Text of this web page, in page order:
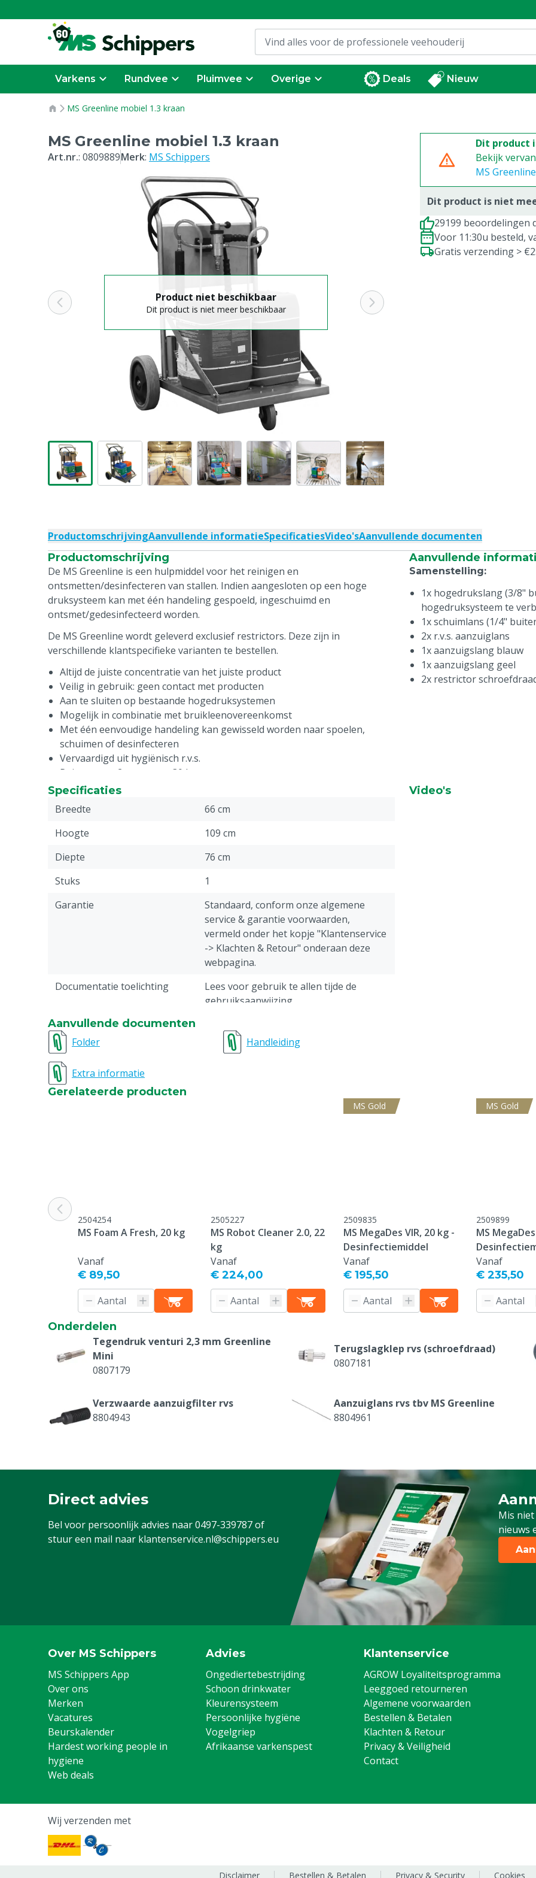
Varkens Rundvee Pluimvee Overige Deals Nieuw
MS Greenline mobiel 1.3 kraan
MS Greenline mobiel 1.3 kraan
Art.nr.: 0809889Merk: MS Schippers
Product niet beschikbaar
Dit product is niet meer beschikbaar
Dit product
Bekijk
MS
Dit product is niet
29199 beoordelingen
Voor 11:30u besteld,
Gratis verzending >
ProductomschrijvingAanvullende informatieSpecificatiesVideo'sAanvullende documenten
Productomschrijving
De MS Greenline is een hulpmiddel voor het reinigen en
ontsmetten/desinfecteren van stallen. Indien aangesloten op een hoge
druksysteem kan met één handeling gespoeld, ingeschuimd en
ontsmet/gedesinfecteerd worden.
De MS Greenline wordt geleverd exclusief restrictors. Deze zijn in
verschillende klantspecifieke varianten te bestellen.
Altijd de juiste concentratie van het juiste product
Veilig in gebruik: geen contact met producten
Aan te sluiten op bestaande hogedruksystemen
Mogelijk in combinatie met bruikleenovereenkomst
Met één eenvoudige handeling kan gewisseld worden naar spoelen,
schuimen of desinfecteren
Vervaardigd uit hygiënisch r.v.s.
Ruimte voor 2 cans van ±30 kg
Aanvullende
Samenstelling:
1x hogedrukslang (3/8"
hogedruksysteem te
1x schuimlans (1/4"
2x r.v.s. aanzuiglans
1x aanzuigslang blauw
1x aanzuigslang geel
2x restrictor
Specificaties
Breedte
66 cm
Hoogte
109 cm
Diepte
76 cm
Stuks
1
Garantie
Standaard, conform onze algemene
service & garantie voorwaarden,
vermeld onder het kopje "Klantenservice
-> Klachten & Retour" onderaan deze
webpagina.
Documentatie toelichting
Lees voor gebruik te allen tijde de
gebruiksaanwijzing.
Diergroep
Geiten, Overig
Venturi kraan
Venturi schuimlans
Video's
Aanvullende documenten
Folder
Handleiding
Extra informatie
Gerelateerde producten
2504254
MS Foam A Fresh, 20 kg
Vanaf
€ 89,50
2505227
MS Robot Cleaner 2.0, 22
kg
Vanaf
€ 224,00
MS Gold
2509835
MS MegaDes VIR, 20 kg -
Desinfectiemiddel
Vanaf
€ 195,50
MS Gold
2509899
MS
Vanaf
€ 235,50
Onderdelen
Tegendruk venturi 2,3 mm Greenline
Mini
0807179
Terugslagklep rvs (schroefdraad)
0807181
Verzwaarde aanzuigfilter rvs
8804943
Aanzuiglans rvs tbv MS Greenline
8804961
8803404
8804926
8804932
Reparatieset tbv MS Greenline
8804949
Aanzuigslang blauw 0,8 m tbv
Greenline
8804985
Greenline
Aanzuiglans rvs tbv MS Greenline
Venturi RVS
Direct advies
Bel voor persoonlijk advies naar0497-339787of
stuur een mail naar klantenservice.nl@schippers.eu
Mis
nieuws
Schrijf
Over MS Schippers
MS Schippers App
Over ons
Merken
Vacatures
Beurskalender
Hardest working people in
hygiene
Web deals
Advies
Ongediertebestrijding
Schoon drinkwater
Kleurensysteem
Persoonlijke hygiëne
Vogelgriep
Afrikaanse varkenspest
Klantenservice
AGROW Loyaliteitsprogramma
Leeggoed retourneren
Algemene voorwaarden
Bestellen & Betalen
Klachten & Retour
Privacy & Veiligheid
Contact
Wij verzenden met
Disclaimer Bestellen & Betalen Privacy & Security Cookies